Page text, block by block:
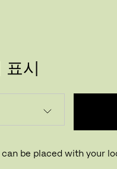
시
be placed with your